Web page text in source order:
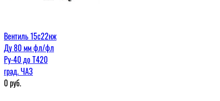
Вентиль 15с22нж
Ду 80 мм фл/фл
Ру-40 до Т420
град. ЧАЗ
0руб.